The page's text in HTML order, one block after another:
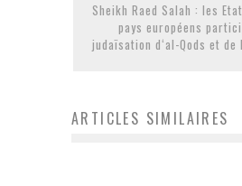
Sheikh Raed Salah : les
pays européens
judaïsation d‘al-Qods et
ARTICLES SIMILAIRES